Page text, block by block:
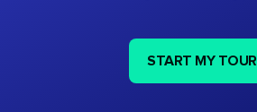
START MY TOUR